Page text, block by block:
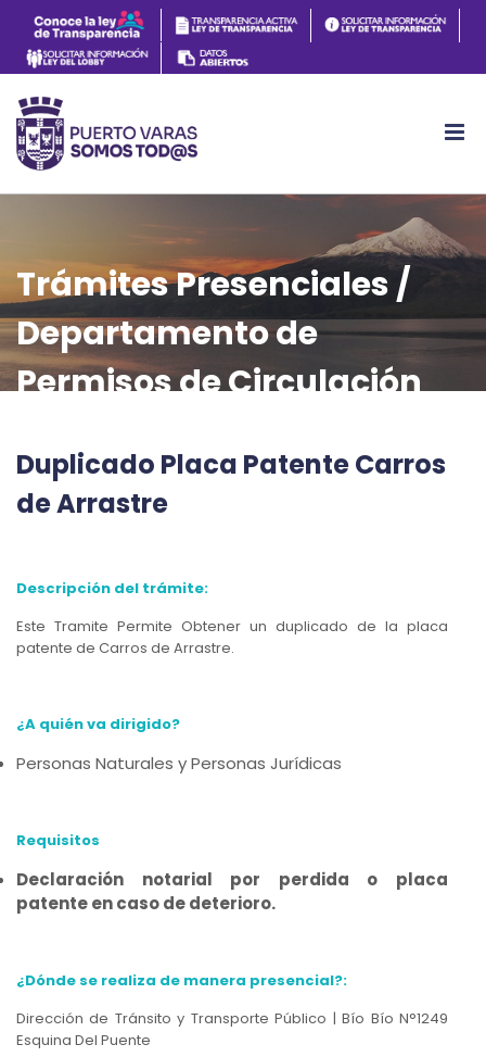
Trámites Presenciales /
Departamento de
Permisos de Circulación
Duplicado Placa Patente Carros
de Arrastre
Descripción del trámite:
Este Tramite Permite Obtener un duplicado de la placa
patente de Carros de Arrastre.
¿A quién va dirigido?
Personas Naturales y Personas Jurídicas
Requisitos
Declaración notarial por perdida o placa
patente en caso de deterioro.
¿Dónde se realiza de manera presencial?:
Dirección de Tránsito y Transporte Público | Bío Bío N°1249
Esquina Del Puente